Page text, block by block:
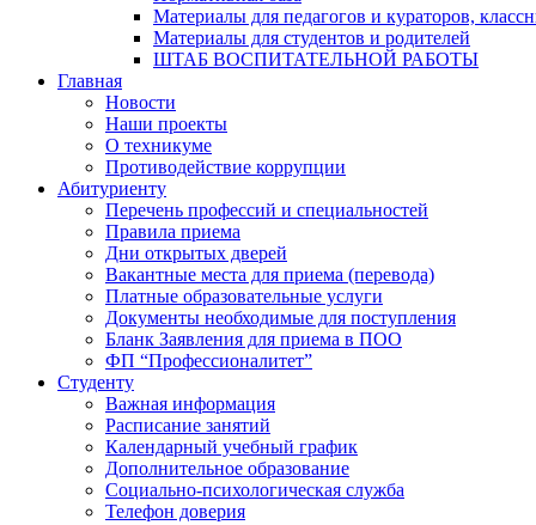
Материалы для педагогов и кураторов,
Материалы для студентов и родителей
ШТАБ ВОСПИТАТЕЛЬНОЙ РАБОТЫ
Главная
Новости
Наши проекты
О техникуме
Противодействие коррупции
Абитуриенту
Перечень профессий и специальностей
Правила приема
Дни открытых дверей
Вакантные места для приема (перевода)
Платные образовательные услуги
Документы необходимые для поступления
Бланк Заявления для приема в ПОО
ФП “Профессионалитет”
Студенту
Важная информация
Расписание занятий
Календарный учебный график
Дополнительное образование
Социально-психологическая служба
Телефон доверия